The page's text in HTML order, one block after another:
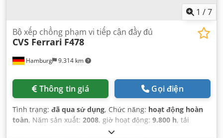
1 /7
Hamburg 9.314 km
Bộ xếp chồng phạm vi tiếp cận đầy đủ
CVS Ferrari F478
Thông tin giá Gọi điện
Tình trạng: đã qua sử dụng, Chức năng: hoạt động hoàn
toàn, Năm sản xuất: 2008, giờ hoạt động: 9.800 h, tải
, chiều cao nâng: